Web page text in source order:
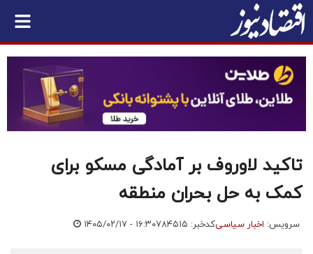
تاکید لاوروف بر آمادگی مسکو برای
کمک به حل بحران منطقه
سرویس: اخبار سیاسیکدخبر: ۷۸۴۵۱۵ ۱۴۰۵/۰۲/۱۷ - ۱۶:۳۰